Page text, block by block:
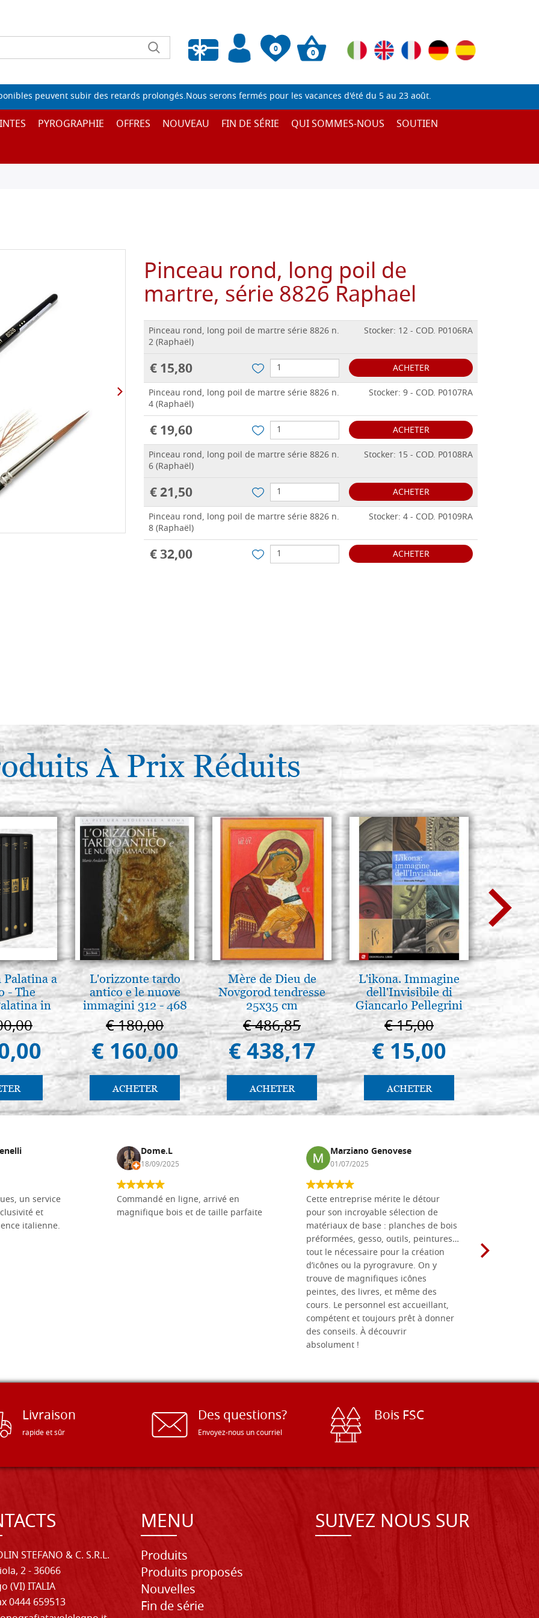
0
Liste de souhaits vide
0
peuvent subir des retards prolongés.Nous serons fermés pour les vacances d'été du 5 au 23 août.
PYROGRAPHIE OFFRES NOUVEAU FIN DE SÉRIE QUI SOMMES-NOUS SOUTIEN
Pinceau rond, long poil de
martre, série 8826 Raphael
Pinceau rond, long poil de martre série 8826 n.
2 (Raphaël)
Stocker: 12 - COD. P0106RA
€ 15,80
ACHETER
Pinceau rond, long poil de martre série 8826 n.
4 (Raphaël)
Stocker: 9 - COD. P0107RA
€ 19,60
ACHETER
Pinceau rond, long poil de martre série 8826 n.
6 (Raphaël)
Stocker: 15 - COD. P0108RA
€ 21,50
ACHETER
Pinceau rond, long poil de martre série 8826 n.
8 (Raphaël)
Stocker: 4 - COD. P0109RA
€ 32,00 ACHETER
À Prix Réduits
Palatina a
- The
in
L'orizzonte tardo
antico e le nuove
immagini 312 - 468
€ 180,00
€ 160,00
ACHETER
Mère de Dieu de
Novgorod tendresse
25x35 cm
€ 486,85
€ 438,17
ACHETER
L'ikona. Immagine
dell'Invisibile di
Giancarlo Pellegrini
€ 15,00
€ 15,00
ACHETER
€
un service
et
italienne.
Dome.L
18/09/2025
Commandé en ligne, arrivé en
magnifique bois et de taille parfaite
Marziano Genovese
01/07/2025
Cette entreprise mérite le détour
pour son incroyable sélection de
matériaux de base : planches de bois
préformées, gesso, outils, peintures…
tout le nécessaire pour la création
d’icônes ou la pyrogravure. On y
trouve de magnifiques icônes
peintes, des livres, et même des
cours. Le personnel est accueillant,
compétent et toujours prêt à donner
des conseils. À découvrir
absolument !
Livraison
rapide et sûr
Des questions?
Envoyez-nous un courriel
Bois FSC
STEFANO & C. S.R.L.
2 - 36066
(VI) ITALIA
0444 659513
MENU
Produits
Produits proposés
Nouvelles
Fin de série
SUIVEZ NOUS SUR